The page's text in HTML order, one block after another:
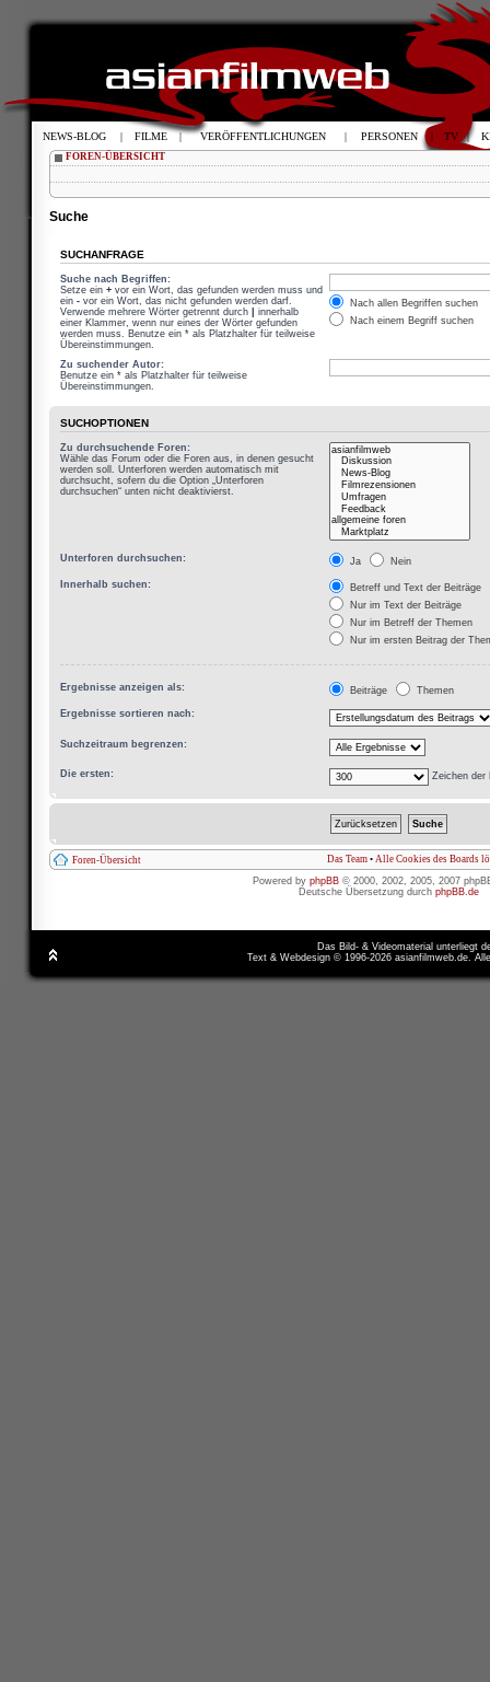
FOREN-ÜBERSICHT
Suche
SUCHANFRAGE
Suche nach Begriffen:
Setze ein + vor ein Wort, das gefunden werden muss und
ein - vor ein Wort, das nicht gefunden werden darf.
Verwende mehrere Wörter getrennt durch
innerhalb
einer Klammer, wenn nur eines der Wörter gefunden
werden muss. Benutze ein * als Platzhalter für teilweise
Übereinstimmungen.
Nach allen Begriffen suchen
Nach einem Begriff suchen
Zu suchender Autor:
Benutze ein * als Platzhalter für teilweise
Übereinstimmungen.
SUCHOPTIONEN
Zu durchsuchende Foren:
Wähle das Forum oder die Foren aus, in denen gesucht
werden soll. Unterforen werden automatisch mit
durchsucht, sofern du die Option „Unterforen
durchsuchen“ unten nicht deaktivierst.
Unterforen durchsuchen: Ja Nein
Innerhalb suchen:
Betreff und Text der Beiträge
Nur im Text der Beiträge
Nur im Betreff der Themen
Nur im ersten Beitrag der
Ergebnisse anzeigen als: Beiträge Themen
Ergebnisse sortieren nach:
Suchzeitraum begrenzen:
Die ersten: Zeichen der
Foren-Übersicht Das Team • Alle Cookies des Boards
Powered by phpBB © 2000, 2002, 2005, 2007
Deutsche Übersetzung durch phpBB.de
Das Bild- & Videomaterial unterliegt
Text & Webdesign © 1996-2026 asianfilmweb.de.
NEWS-BLOG | FILME | VERÖFFENTLICHUNGEN | PERSONEN | TV |